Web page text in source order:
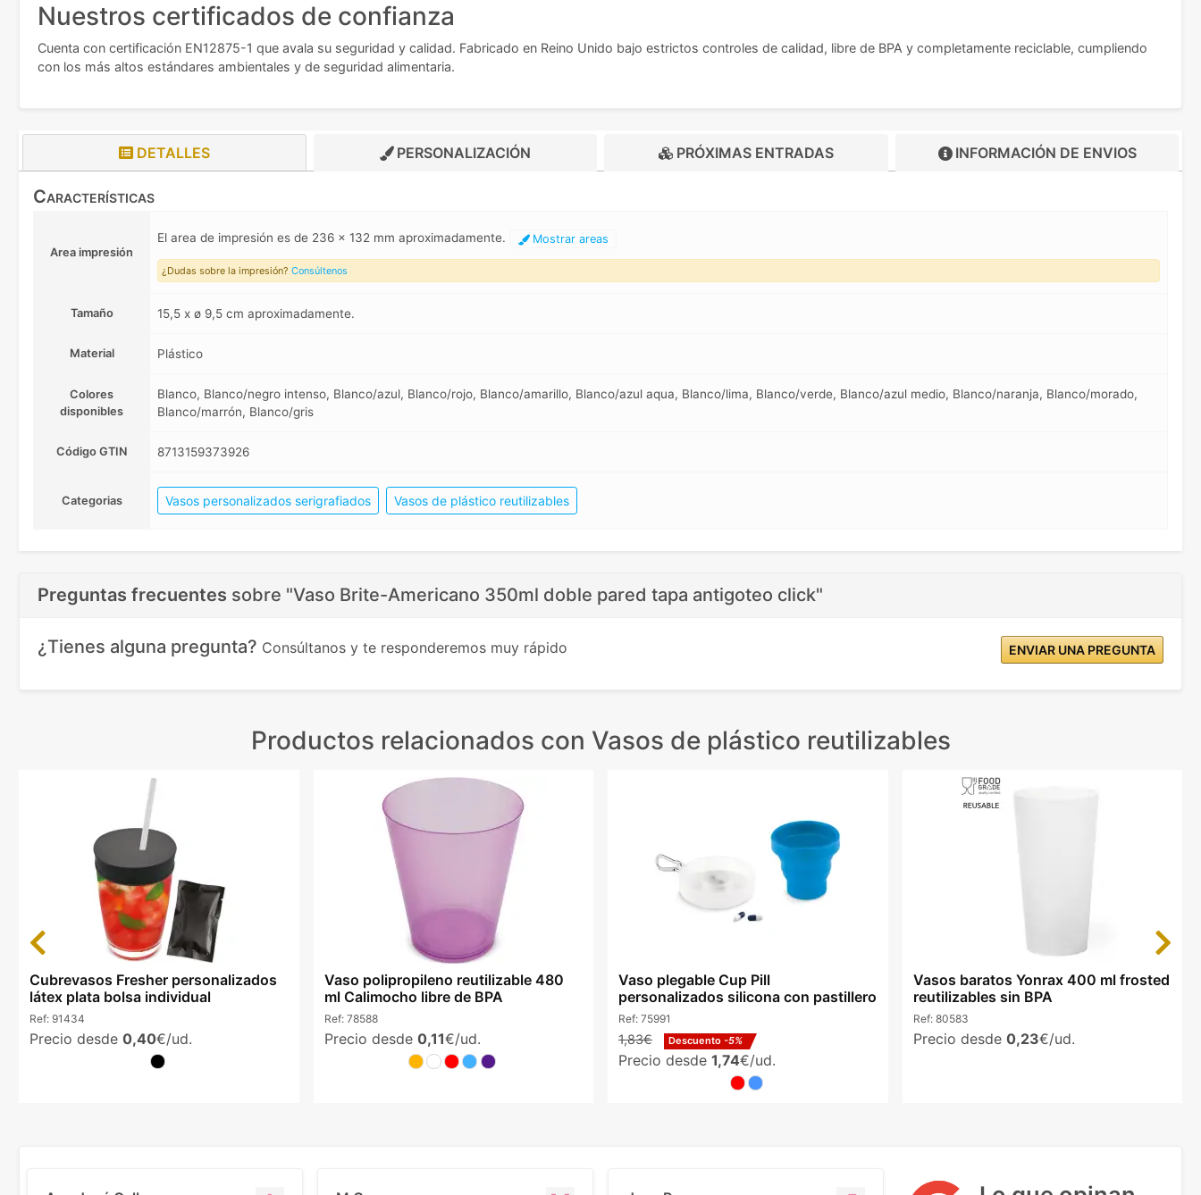
Nuestros certificados de confianza
Cuenta con certificación EN12875-1 que avala su seguridad y calidad. Fabricado en Reino Unido bajo estrictos controles de calidad, libre de BPA y completamente reciclable, cumpliendo
con los más altos estándares ambientales y de seguridad alimentaria.
DETALLES PERSONALIZACIÓN PRÓXIMAS ENTRADAS INFORMACIÓN DE ENVIOS
Características
Area impresión
El area de impresión es de 236 x 132 mm aproximadamente. Mostrar areas
¿Dudas sobre la impresión? Consúltenos
Tamaño 15,5 x ø 9,5 cm aproximadamente.
Material Plástico
Colores
disponibles
Blanco, Blanco/negro intenso, Blanco/azul, Blanco/rojo, Blanco/amarillo, Blanco/azul aqua, Blanco/lima, Blanco/verde, Blanco/azul medio, Blanco/naranja, Blanco/morado,
Blanco/marrón, Blanco/gris
Código GTIN 8713159373926
Categorias Vasos personalizados serigrafiados Vasos de plástico reutilizables
Preguntas frecuentes sobre "Vaso Brite-Americano 350ml doble pared tapa antigoteo click"
¿Tienes alguna pregunta? Consúltanos y te responderemos muy rápido ENVIAR UNA PREGUNTA
Productos relacionados con Vasos de plástico reutilizables
Cubrevasos Fresher personalizados
látex plata bolsa individual
Ref: 91434
Precio desde 0,40€/ud.
Vaso polipropileno reutilizable 480
ml Calimocho libre de BPA
Ref: 78588
Precio desde 0,11€/ud.
Vaso plegable Cup Pill
personalizados silicona con pastillero
Ref: 75991
1,83€ Descuento -5%
Precio desde 1,74€/ud.
Vasos baratos Yonrax 400 ml frosted
reutilizables sin BPA
Ref: 80583
Precio desde 0,23€/ud.
Previous Next